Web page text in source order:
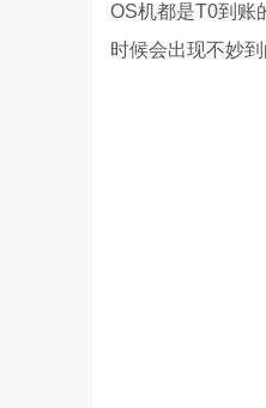
OS机都是T0到账
时候会出现不妙